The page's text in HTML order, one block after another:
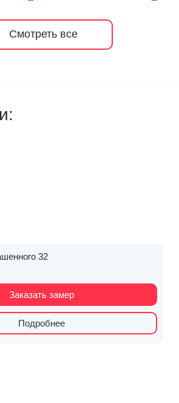
Смотреть все
32
Заказать замер
Подробнее